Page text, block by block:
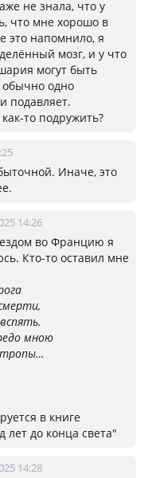
не знала, что у
что мне хорошо в
это напомнило, я
мозг, и у что
могут быть
обычно одно
подавляет.
то подружить?
Иначе, это
14:26
во Францию я
Кто-то оставил мне
мною
тропы…
в книге
лет до конца света"
14:28